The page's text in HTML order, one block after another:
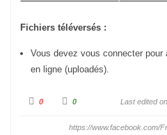
Fichiers téléversés :
Vous devez vous connecter
en ligne (uploadés).
C
l
0
C
l
u
0 Last edited
https://www.facebook.com/